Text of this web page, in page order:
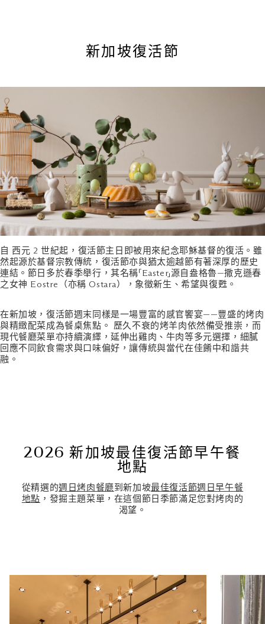
復活節週末活動新加坡復活節
自 西元 2 世紀起，復活節主日即被用來紀念耶穌基督的復活。雖
然起源於基督宗教傳統，復活節亦與猶太逾越節有著深厚的歷史
連結。節日多於春季舉行，其名稱「Easter」源自盎格魯—撒克遜春
之女神 Eostre（亦稱 Ostara），象徵新生、希望與復甦。
在新加坡，復活節週末同樣是一場豐富的感官饗宴——豐盛的烤肉
與精緻配菜成為餐桌焦點。 歷久不衰的烤羊肉依然備受推崇，而
現代餐廳菜單亦持續演繹，延伸出雞肉、牛肉等多元選擇，細膩
回應不同飲食需求與口味偏好，讓傳統與當代在佳餚中和諧共
融。
2026 新加坡最佳復活節早午餐
地點
從精選的週日烤肉餐廳到新加坡最佳復活節週日早午餐
地點 ，發掘主題菜單，在這個節日季節滿足您對烤肉的
渴望。